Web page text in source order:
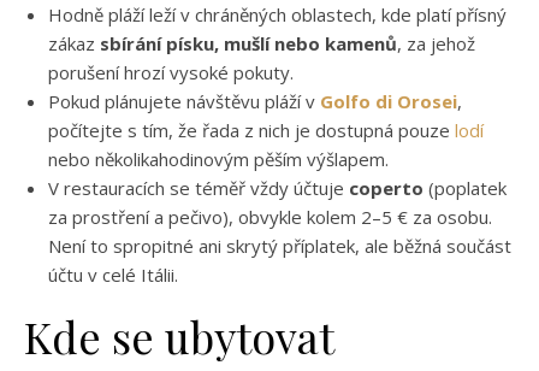
Hodně pláží leží v chráněných oblastech, kde platí přísný
zákaz sbírání písku, mušlí nebo kamenů, za jehož
porušení hrozí vysoké pokuty.
Pokud plánujete návštěvu pláží v Golfo di Orosei,
počítejte s tím, že řada z nich je dostupná pouze lodí
nebo několikahodinovým pěším výšlapem.
V restauracích se téměř vždy účtuje coperto (poplatek
za prostření a pečivo), obvykle kolem 2–5 € za osobu.
Není to spropitné ani skrytý příplatek, ale běžná součást
účtu v celé Itálii.
Kde se ubytovat